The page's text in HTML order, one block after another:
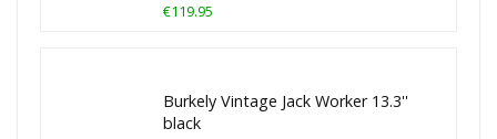
€119.95
Burkely Vintage Jack Worker 13.3''
black